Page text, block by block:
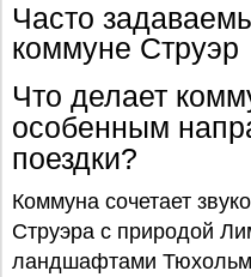
Часто
коммуне Струэр
Что делает
особенным
поездки?
Коммуна сочетает
Струэра с природой
ландшафтами